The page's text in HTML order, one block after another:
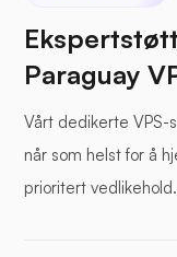
Paraguay
Vårt dedikerte VPS-
når som helst for å
prioritert vedlikehold.